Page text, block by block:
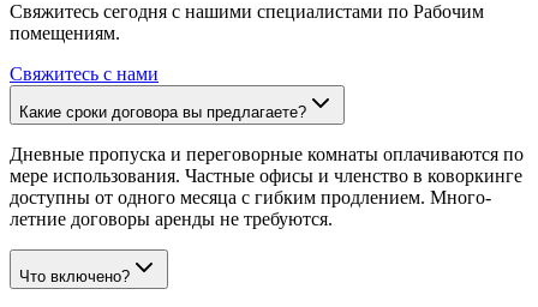
Свяжитесь сегодня с нашими специалистами по Рабочим
помещениям.
Свяжитесь с нами
Какие сроки договора вы предлагаете?
Дневные пропуска и переговорные комнаты оплачиваются по
мере использования. Частные офисы и членство в коворкинге
доступны от одного месяца с гибким продлением. Много-
летние договоры аренды не требуются.
Что включено?